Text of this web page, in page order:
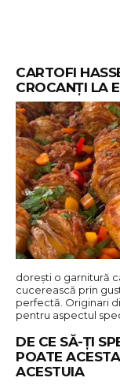
CARTOFI
CROCANȚI LA
dorești o garnitură
cucerească prin
perfectă. Originari
pentru aspectul
DE CE SĂ-ȚI
POATE
ACESTUIA